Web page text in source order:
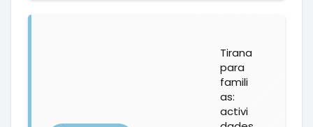
Tirana
para
famili
as:
activi